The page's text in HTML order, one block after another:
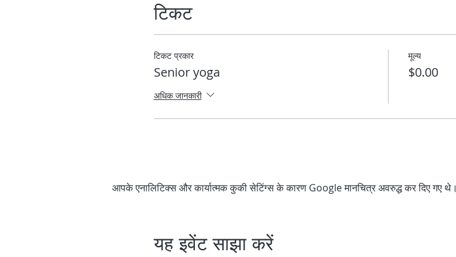
टिकट
टिकट प्रकार
Senior yoga
अधिक जानकारी
मूल्य
$0.00
आपके एनालिटिक्स और कार्यात्मक कुकी सेटिंग्स के कारण Google मानचित्र अवरुद्ध कर दिए गए थे।
यह इवेंट साझा करें